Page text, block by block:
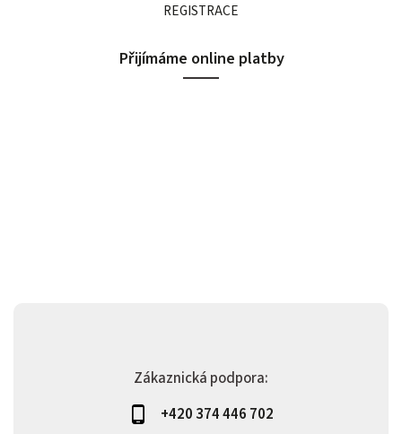
Zákaznická podpora:
+420 374 446 702
REGISTRACE
Přijímáme online platby